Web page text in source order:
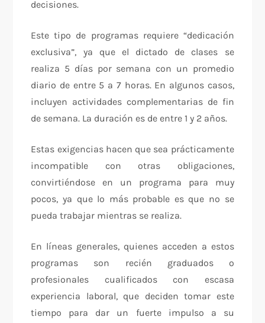
decisiones.
Este tipo de programas requiere “dedicación
exclusiva”, ya que el dictado de clases se
realiza 5 días por semana con un promedio
diario de entre 5 a 7 horas. En algunos casos,
incluyen actividades complementarias de fin
de semana. La duración es de entre 1 y 2 años.
Estas exigencias hacen que sea prácticamente
incompatible con otras obligaciones,
convirtiéndose en un programa para muy
pocos, ya que lo más probable es que no se
pueda trabajar mientras se realiza.
En líneas generales, quienes acceden a estos
programas son recién graduados o
profesionales cualificados con escasa
experiencia laboral, que deciden tomar este
tiempo para dar un fuerte impulso a su